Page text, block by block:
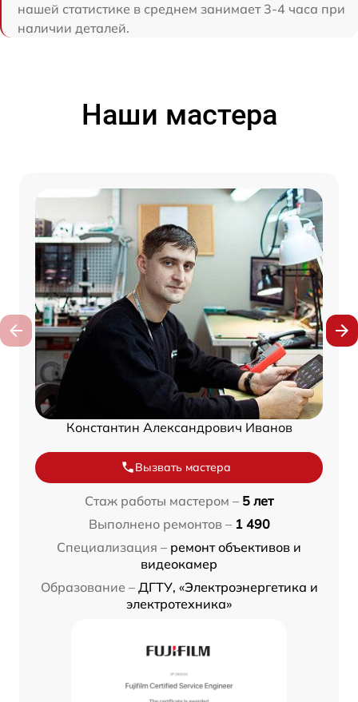
нашей статистике в среднем занимает 3-4 часа при
наличии деталей.
Наши мастера
Константин Александрович Иванов
Вызвать мастера
Стаж работы мастером – 5 лет
Выполнено ремонтов – 1 490
Специализация – ремонт объективов и
видеокамер
Образование – ДГТУ, «Электроэнергетика и
электротехника»